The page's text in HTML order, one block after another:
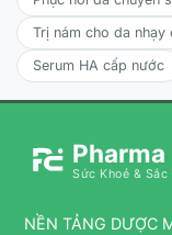
Trị nám cho da nhạy
Serum HA cấp nước
Sức Khoẻ & Sắc
NỀN TẢNG DƯỢC